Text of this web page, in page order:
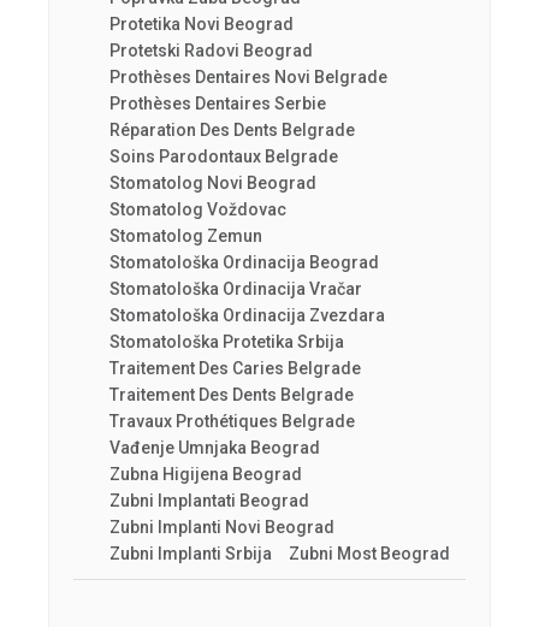
Protetika Novi Beograd
Protetski Radovi Beograd
Prothèses Dentaires Novi Belgrade
Prothèses Dentaires Serbie
Réparation Des Dents Belgrade
Soins Parodontaux Belgrade
Stomatolog Novi Beograd
Stomatolog Voždovac
Stomatolog Zemun
Stomatološka Ordinacija Beograd
Stomatološka Ordinacija Vračar
Stomatološka Ordinacija Zvezdara
Stomatološka Protetika Srbija
Traitement Des Caries Belgrade
Traitement Des Dents Belgrade
Travaux Prothétiques Belgrade
Vađenje Umnjaka Beograd
Zubna Higijena Beograd
Zubni Implantati Beograd
Zubni Implanti Novi Beograd
Zubni Implanti Srbija
Zubni Most Beograd